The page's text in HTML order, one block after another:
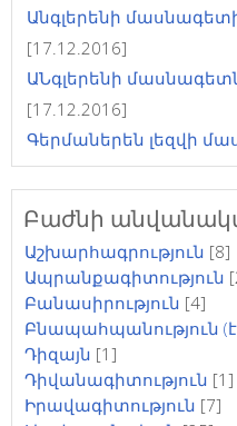
Անգլերենի
[17.12.2016]
ԱՆգլերենի
[17.12.2016]
Գերմաներեն լեզվի
Բաժնի
Աշխարհագրություն [8]
Ապրանքագիտություն
Բանասիրություն [4]
Բնապահպանություն
Դիզայն [1]
Դիվանագիտություն [1]
Իրավագիտություն [7]